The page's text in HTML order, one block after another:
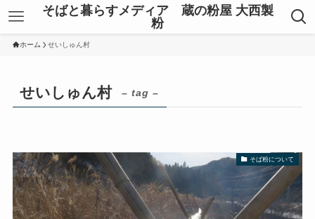
そばと暮らすメディア 蔵の粉屋 大西製
粉
ホーム せいしゅん村
せいしゅん村 – tag –
そば粉について